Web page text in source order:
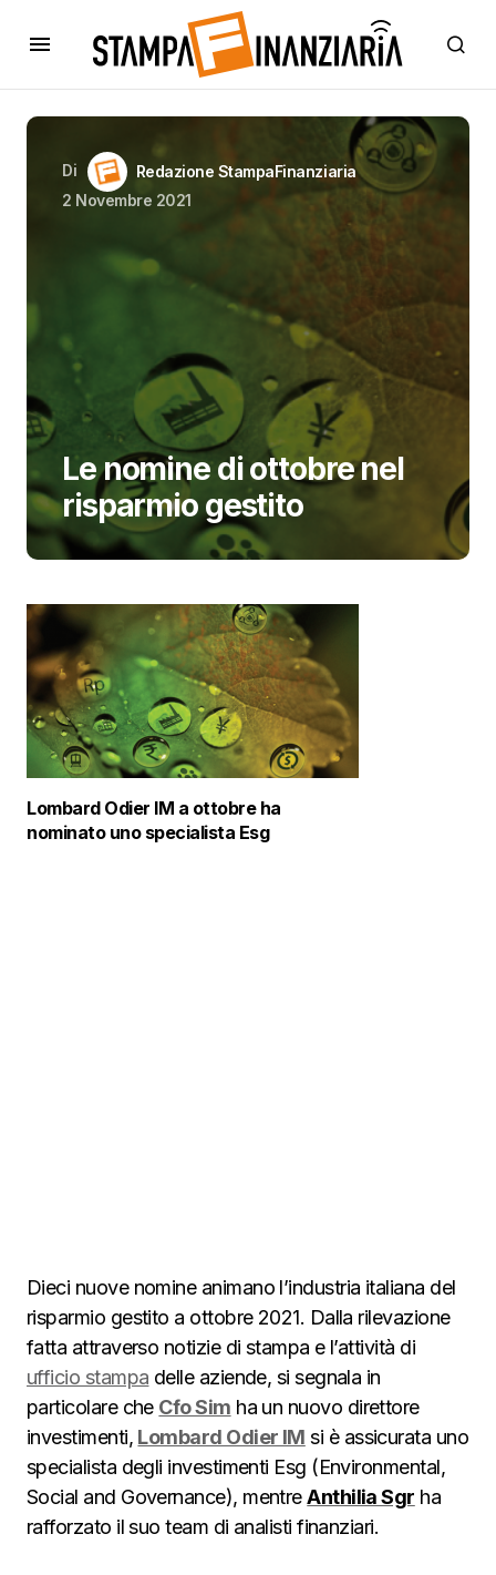
Di
Redazione StampaFinanziaria
2 Novembre 2021
Le nomine di ottobre nel
risparmio gestito
Lombard Odier IM a ottobre ha
nominato uno specialista Esg
Dieci nuove nomine animano l’industria italiana del
risparmio gestito a ottobre 2021. Dalla rilevazione
fatta attraverso notizie di stampa e l’attività di
ufficio stampa delle aziende, si segnala in
particolare che Cfo Sim ha un nuovo direttore
investimenti, Lombard Odier IM si è assicurata uno
specialista degli investimenti Esg (Environmental,
Social and Governance), mentreAnthilia Sgr ha
rafforzato il suo team di analisti finanziari.